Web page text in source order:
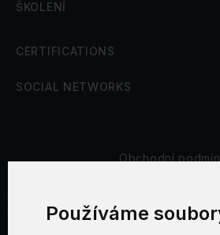
Používáme
ŠKOLENÍ
CERTIFICATIONS
SOCIAL NETWORKS
Obchodní